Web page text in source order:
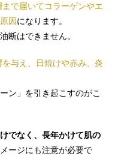
で届いてコラーゲンやエ
因になります。
断はできません。
与え、日焼けや赤み、炎
ン」を引き起こすのがこ
でなく、長年かけて肌の
ージにも注意が必要で